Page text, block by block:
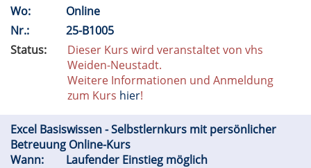
Wo:
Online
Nr.:
25-B1005
Status:
Dieser Kurs wird veranstaltet von vhs
Weiden-Neustadt.
Weitere Informationen und Anmeldung
zum Kurs hier!
Excel Basiswissen - Selbstlernkurs mit persönlicher
Betreuung Online-Kurs
Wann:
Laufender Einstieg möglich